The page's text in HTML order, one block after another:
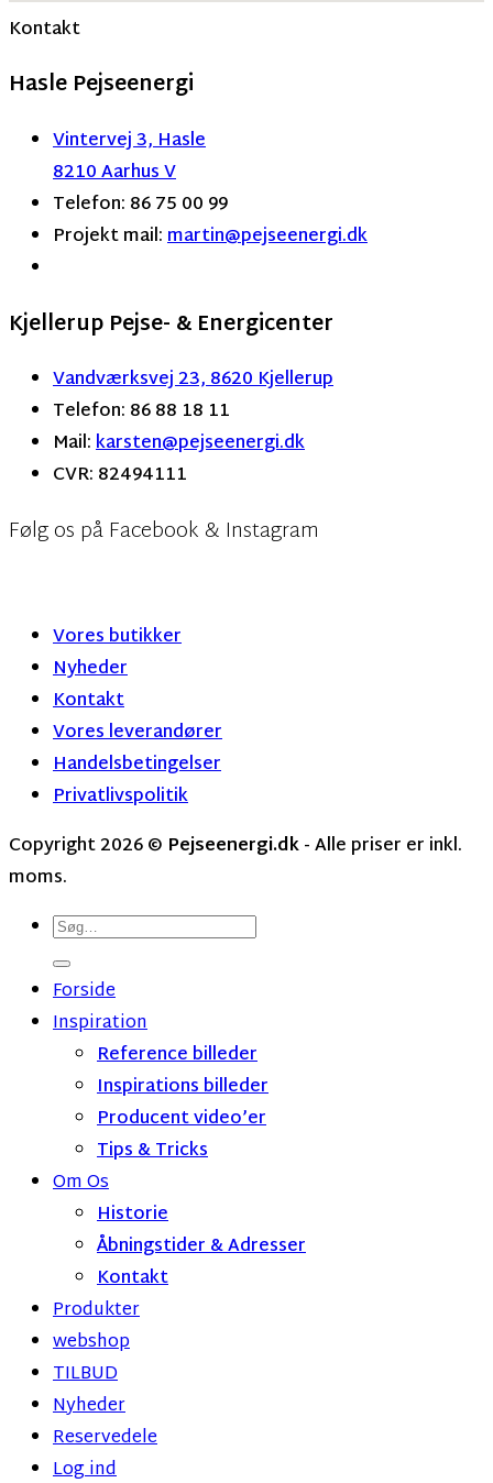
Kontakt
Hasle Pejseenergi
Vintervej 3, Hasle
8210 Aarhus V
Telefon: 86 75 00 99
Projekt mail:martin@pejseenergi.dk
Kjellerup Pejse- & Energicenter
Vandværksvej 23, 8620 Kjellerup
Telefon: 86 88 18 11
Mail:karsten@pejseenergi.dk
CVR: 82494111
Følg os på Facebook & Instagram
Vores butikker
Nyheder
Kontakt
Vores leverandører
Handelsbetingelser
Privatlivspolitik
Copyright 2026 © Pejseenergi.dk- Alle priser er inkl.
moms.
Søg
efter:
Forside
Inspiration
Reference billeder
Inspirations billeder
Producent video’er
Tips & Tricks
Om Os
Historie
Åbningstider & Adresser
Kontakt
Produkter
webshop
TILBUD
Nyheder
Reservedele
Log ind